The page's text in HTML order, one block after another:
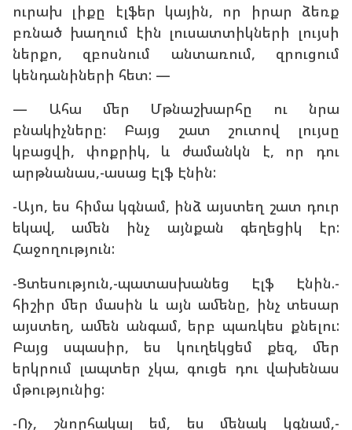
ուրախ լիքը էլֆեր կային, որ իրար ձեռք
բռնած խաղում էին լուսատտիկների լույսի
ներքո, զբոսնում անտառում, զրուցում
կենդանիների հետ: —
— Ահա մեր Մթնաշխարհը ու նրա
բնակիչները: Բայց շատ շուտով լույսը
կբացվի, փոքրիկ, և ժամանկն է, որ դու
արթնանաս,-ասաց Էլֆ Էնին:
-Այո, ես հիմա կգնամ, ինձ այստեղ շատ դուր
եկավ, ամեն ինչ այնքան գեղեցիկ էր:
Հաջողություն:
-Ցտեսություն,-պատասխանեց Էլֆ Էնին.-
հիշիր մեր մասին և այն ամենը, ինչ տեսար
այստեղ, ամեն անգամ, երբ պառկես քնելու:
Բայց սպասիր, ես կուղեկցեմ քեզ, մեր
երկրում լապտեր չկա, գուցե դու վախենաս
մթությունից:
-Ոչ, շնորհակալ եմ, ես մենակ կգնամ,-